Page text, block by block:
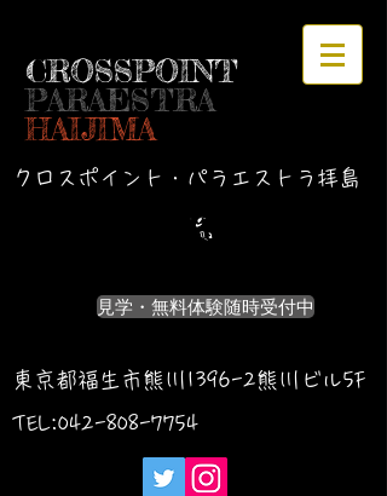
CROSSPOINT
PARAESTRA
HAIJIMA
クロスポイント・パラエストラ拝島
見学・無料体験随時受付中
東京都福生市熊川1396-2熊川ビル5F
TEL:042-808-7754